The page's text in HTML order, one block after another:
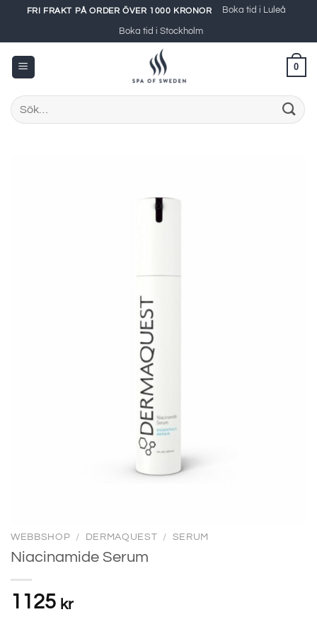
content
FRI FRAKT PÅ ORDER ÖVER 1000 KRONOR Boka tid i Luleå
Boka tid i Stockholm
0
Sök
efter:
WEBBSHOP / DERMAQUEST / SERUM
Niacinamide Serum
1125 kr